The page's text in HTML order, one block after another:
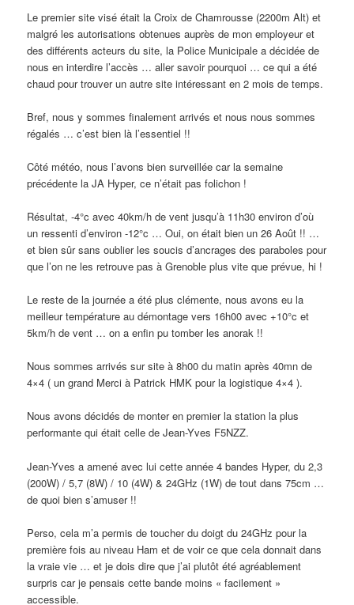
Le premier site visé était la Croix de Chamrousse (2200m Alt) et
malgré les autorisations obtenues auprès de mon employeur et
des différents acteurs du site, la Police Municipale a décidée de
nous en interdire l’accès … aller savoir pourquoi … ce qui a été
chaud pour trouver un autre site intéressant en 2 mois de temps.
Bref, nous y sommes finalement arrivés et nous nous sommes
régalés … c’est bien là l’essentiel !!
Côté météo, nous l’avons bien surveillée car la semaine
précédente la JA Hyper, ce n’était pas folichon !
Résultat, -4°c avec 40km/h de vent jusqu’à 11h30 environ d’où
un ressenti d’environ -12°c … Oui, on était bien un 26 Août !! …
et bien sûr sans oublier les soucis d’ancrages des paraboles pour
que l’on ne les retrouve pas à Grenoble plus vite que prévue, hi !
Le reste de la journée a été plus clémente, nous avons eu la
meilleur température au démontage vers 16h00 avec +10°c et
5km/h de vent … on a enfin pu tomber les anorak !!
Nous sommes arrivés sur site à 8h00 du matin après 40mn de
4×4 ( un grand Merci à Patrick HMK pour la logistique 4×4 ).
Nous avons décidés de monter en premier la station la plus
performante qui était celle de Jean-Yves F5NZZ.
Jean-Yves a amené avec lui cette année 4 bandes Hyper, du 2,3
(200W) / 5,7 (8W) / 10 (4W) & 24GHz (1W) de tout dans 75cm …
de quoi bien s’amuser !!
Perso, cela m’a permis de toucher du doigt du 24GHz pour la
première fois au niveau Ham et de voir ce que cela donnait dans
la vraie vie … et je dois dire que j’ai plutôt été agréablement
surpris car je pensais cette bande moins « facilement »
accessible.